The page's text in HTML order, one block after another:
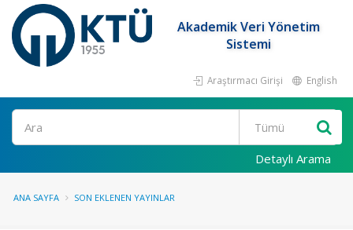
Akademik Veri Yönetim
Sistemi
Araştırmacı Girişi English
Ara
Detaylı Arama
ANA SAYFA SON EKLENEN YAYINLAR